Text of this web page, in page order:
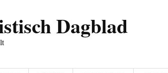
Dagblad